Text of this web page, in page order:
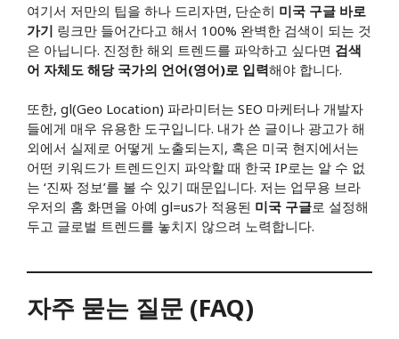
여기서 저만의 팁을 하나 드리자면, 단순히 미국 구글 바로
가기 링크만 들어간다고 해서 100% 완벽한 검색이 되는 것
은 아닙니다. 진정한 해외 트렌드를 파악하고 싶다면 검색
어 자체도 해당 국가의 언어(영어)로 입력해야 합니다.
또한, gl(Geo Location) 파라미터는 SEO 마케터나 개발자
들에게 매우 유용한 도구입니다. 내가 쓴 글이나 광고가 해
외에서 실제로 어떻게 노출되는지, 혹은 미국 현지에서는
어떤 키워드가 트렌드인지 파악할 때 한국 IP로는 알 수 없
는 ‘진짜 정보’를 볼 수 있기 때문입니다. 저는 업무용 브라
우저의 홈 화면을 아예 gl=us가 적용된 미국 구글로 설정해
두고 글로벌 트렌드를 놓치지 않으려 노력합니다.
자주 묻는 질문 (FAQ)